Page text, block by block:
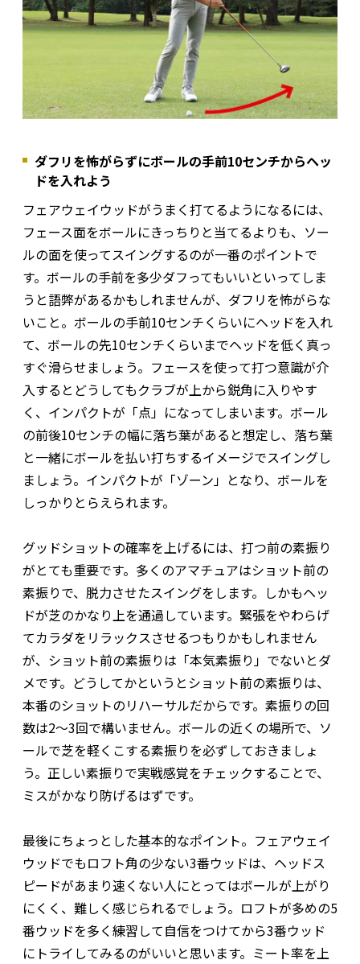
ダフリを怖がらずにボールの手前10センチからヘッ
ドを入れよう
フェアウェイウッドがうまく打てるようになるには、
フェース面をボールにきっちりと当てるよりも、ソー
ルの面を使ってスイングするのが一番のポイントで
す。ボールの手前を多少ダフってもいいといってしま
うと語弊があるかもしれませんが、ダフリを怖がらな
いこと。ボールの手前10センチくらいにヘッドを入れ
て、ボールの先10センチくらいまでヘッドを低く真っ
すぐ滑らせましょう。フェースを使って打つ意識が介
入するとどうしてもクラブが上から鋭角に入りやす
く、インパクトが「点」になってしまいます。ボール
の前後10センチの幅に落ち葉があると想定し、落ち葉
と一緒にボールを払い打ちするイメージでスイングし
ましょう。インパクトが「ゾーン」となり、ボールを
しっかりとらえられます。
グッドショットの確率を上げるには、打つ前の素振り
がとても重要です。多くのアマチュアはショット前の
素振りで、脱力させたスイングをします。しかもヘッ
ドが芝のかなり上を通過しています。緊張をやわらげ
てカラダをリラックスさせるつもりかもしれません
が、ショット前の素振りは「本気素振り」でないとダ
メです。どうしてかというとショット前の素振りは、
本番のショットのリハーサルだからです。素振りの回
数は2〜3回で構いません。ボールの近くの場所で、ソ
ールで芝を軽くこする素振りを必ずしておきましょ
う。正しい素振りで実戦感覚をチェックすることで、
ミスがかなり防げるはずです。
最後にちょっとした基本的なポイント。フェアウェイ
ウッドでもロフト角の少ない3番ウッドは、ヘッドス
ピードがあまり速くない人にとってはボールが上がり
にくく、難しく感じられるでしょう。ロフトが多めの5
番ウッドを多く練習して自信をつけてから3番ウッド
にトライしてみるのがいいと思います。ミート率を上